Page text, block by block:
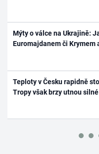
Mýty o válce na Ukrajině:
Euromajdanem či Krymem
Teploty v Česku rapidně
Tropy však brzy utnou